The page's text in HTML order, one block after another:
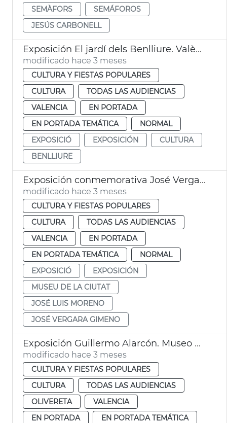
SEMÀFORS
SEMÁFOROS
JESÚS CARBONELL
Exposición El jardí dels Benlliure. València
modificado hace 3 meses
CULTURA Y FIESTAS POPULARES
CULTURA
TODAS LAS AUDIENCIAS
VALENCIA
EN PORTADA
EN PORTADA TEMÁTICA
NORMAL
EXPOSICIÓ
EXPOSICIÓN
CULTURA
BENLLIURE
Exposición conmemorativa José Vergara Gimeno a València
modificado hace 3 meses
CULTURA Y FIESTAS POPULARES
CULTURA
TODAS LAS AUDIENCIAS
VALENCIA
EN PORTADA
EN PORTADA TEMÁTICA
NORMAL
EXPOSICIÓ
EXPOSICIÓN
MUSEU DE LA CIUTAT
JOSÉ LUIS MORENO
JOSÉ VERGARA GIMENO
Exposición Guillermo Alarcón. Museo Historia València MHV
modificado hace 3 meses
CULTURA Y FIESTAS POPULARES
CULTURA
TODAS LAS AUDIENCIAS
OLIVERETA
VALENCIA
EN PORTADA
EN PORTADA TEMÁTICA